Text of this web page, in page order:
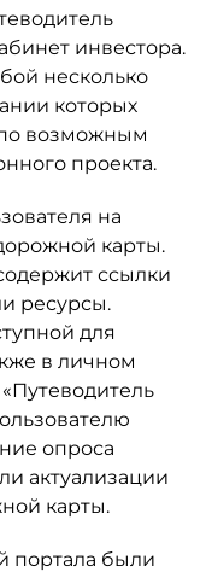
инвестора.
несколько
которых
возможным
проекта.
на
карты.
ссылки
ресурсы.
для
в личном
опроса
актуализации
карты.
портала были